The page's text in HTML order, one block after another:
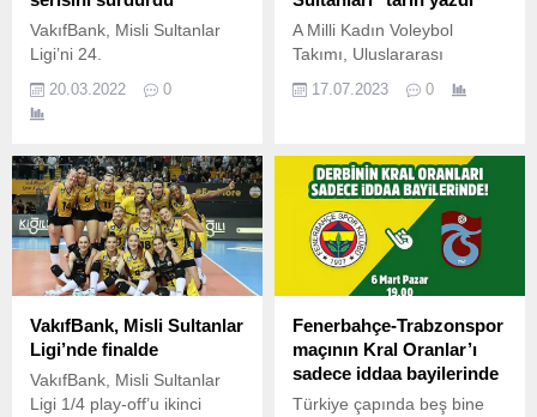
VakıfBank, Misli Sultanlar
Ligi’ni 24.
20.03.2022 0
A Milli Kadın Voleybol
Takımı, Uluslararası
(FIVB) Voleybol Milletler
17.07.2023 0
VakıfBank, Misli Sultanlar
Ligi’nde finalde
VakıfBank, Misli Sultanlar
Ligi 1/4 play-off’u ikinci
Fenerbahçe-Trabzonspor
maçının Kral Oranlar’ı
sadece iddaa bayilerinde
Türkiye çapında beş bine